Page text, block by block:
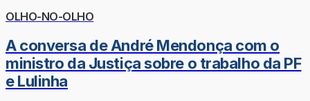
OLHO-NO-OLHO
A conversa de André Mendonça com o
ministro da Justiça sobre o trabalho da PF
e Lulinha